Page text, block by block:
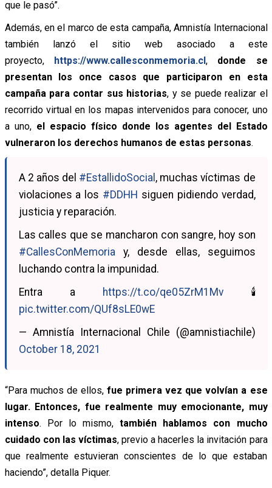
que le pasó”.
Además, en el marco de esta campaña, Amnistía Internacional
también lanzó el sitio web asociado a este
proyecto, https://www.callesconmemoria.cl, donde se
presentan los once casos que participaron en esta
campaña para contar sus historias, y se puede realizar el
recorrido virtual en los mapas intervenidos para conocer, uno
a uno, el espacio físico donde los agentes del Estado
vulneraron los derechos humanos de estas personas.
A 2 años del #EstallidoSocial , muchas víctimas de
violaciones a los #DDHH siguen pidiendo verdad,
justicia y reparación.
Las calles que se mancharon con sangre, hoy son
#CallesConMemoria y, desde ellas, seguimos
luchando contra la impunidad.
Entra a
https://t.co/qe05ZrM1Mv🕯
pic.twitter.com/QUf8sLE0wE
— Amnistía Internacional Chile (@amnistiachile)
October 18, 2021
“Para muchos de ellos, fue primera vez que volvían a ese
lugar. Entonces, fue realmente muy emocionante, muy
intenso. Por lo mismo,también hablamos con mucho
cuidado con las víctimas, previo a hacerles la invitación para
que realmente estuvieran conscientes de lo que estaban
haciendo”, detalla Piquer.